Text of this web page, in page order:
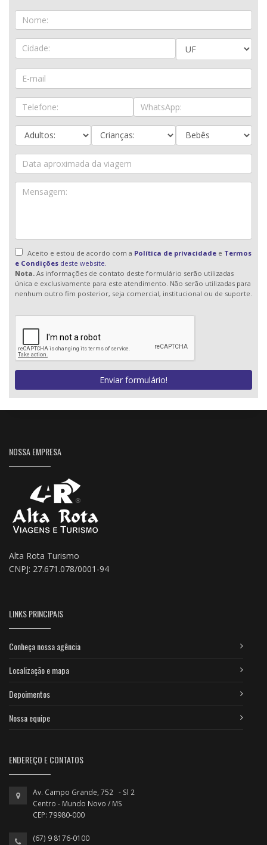
Aceito e estou de acordo com a Política de privacidadee Termos
e Condições deste website.
Nota. As informações de contato deste formulário serão utilizadas
única e exclusivamente para este atendimento. Não serão utilizadas para
nenhum outro fim posterior, seja comercial, institucional ou de suporte.
Enviar formulário!
NOSSA EMPRESA
Alta Rota Turismo
CNPJ: 27.671.078/0001-94
LINKS PRINCIPAIS
Conheça nossa agência
Localização e mapa
Depoimentos
Nossa equipe
ENDEREÇO E CONTATOS
Av. Campo Grande, 752 - Sl 2
Centro - Mundo Novo / MS
CEP: 79980-000
(67) 9 8176-0100